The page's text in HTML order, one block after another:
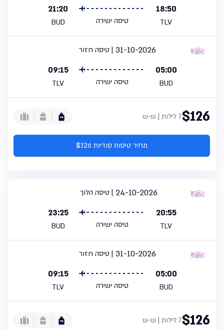
18:50
TLV טיסה ישירה
21:20
BUD
טיסה חזור
31-10-2026
05:00
BUD טיסה ישירה
09:15
TLV
$1267 לילות | ש-ש
מחיר טיסות סודיות $126
טיסה הלוך
24-10-2026
20:55
TLV טיסה ישירה
23:25
BUD
טיסה חזור
31-10-2026
05:00
BUD טיסה ישירה
09:15
TLV
$1267 לילות | ש-ש